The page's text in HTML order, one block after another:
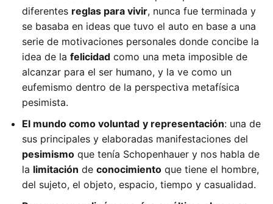
diferentes reglas para vivir, nunca fue terminada y
se basaba en ideas que tuvo el auto en base a una
serie de motivaciones personales donde concibe la
idea de la felicidad como una meta imposible de
alcanzar para el ser humano, y la ve como un
eufemismo dentro de la perspectiva metafísica
pesimista.
El mundo como voluntad y representación: una de
sus principales y elaboradas manifestaciones del
pesimismo que tenía Schopenhauer y nos habla de
la limitación de conocimiento que tiene el hombre,
del sujeto, el objeto, espacio, tiempo y casualidad.